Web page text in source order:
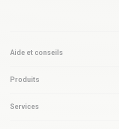
Aide et conseils
Produits
Services